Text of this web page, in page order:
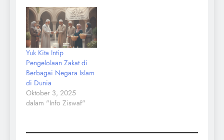
Yuk Kita Intip
Pengelolaan Zakat di
Berbagai Negara Islam
di Dunia
Oktober 3, 2025
dalam "Info Ziswaf"